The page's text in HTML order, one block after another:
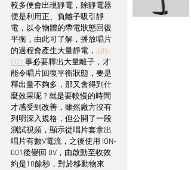
較多便會出現靜電，除靜電器
便是利用正、負離子吸引靜
電，以令物體的帶電狀態回復
平衡，由此可了解，播放唱片
的過程會產生大量靜電， ION-
001 事必要釋出大量離子，才
能令唱片回復平衡狀態，要是
釋出量不夠多，那又會得到什
麼效果呢 ? 就是要較慢的時間
才感受到改善，雖然廠方沒有
列明深入規格，但公開了一段
測試視頻，顯示從唱片套拿出
唱片有數V電流，之後使用 ION-
001後變回 0V，由啟動至收效
約是10餘秒，對於移動物來